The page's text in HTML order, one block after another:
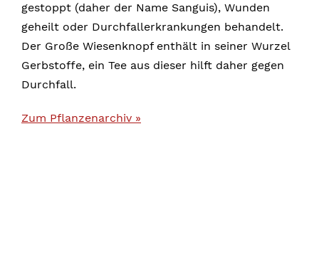
gestoppt (daher der Name Sanguis), Wunden
geheilt oder Durchfallerkrankungen behandelt.
Der Große Wiesenknopf enthält in seiner Wurzel
Gerbstoffe, ein Tee aus dieser hilft daher gegen
Durchfall.
Zum Pflanzenarchiv »